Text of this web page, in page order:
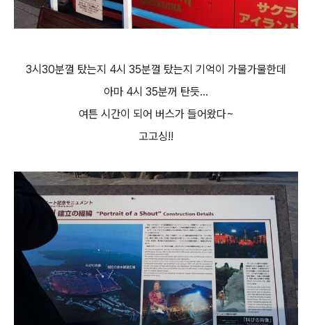
3시30분껄 탔는지 4시 35분껄 탔는지 기억이 가물가물한데
아마 4시 35분꺼 탄듯...
여튼 시간이 되어 버스가 들어왔다~
고고싱!!